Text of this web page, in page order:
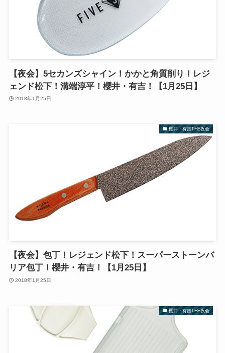
【夜会】5セカンズシャイン！かかと角質削り！レジ
ェンド松下！溝端淳平！櫻井・有吉！【1月25日】
2018年1月25日
櫻井・有吉THE夜会
【夜会】包丁！レジェンド松下！スーパーストーンバ
リア包丁！櫻井・有吉！【1月25日】
2018年1月25日
櫻井・有吉THE夜会